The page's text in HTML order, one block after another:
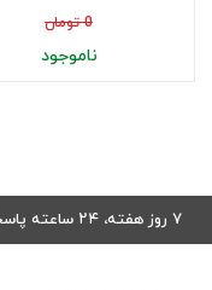
0 تومان
ناموجود
۷ روز هفته، ۲۴ ساعته پاسخگوی شما هستیم